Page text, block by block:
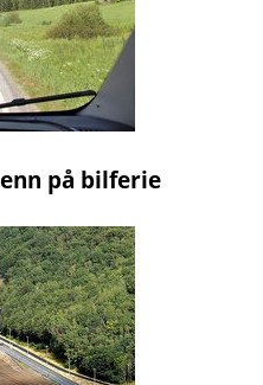
på bilferie